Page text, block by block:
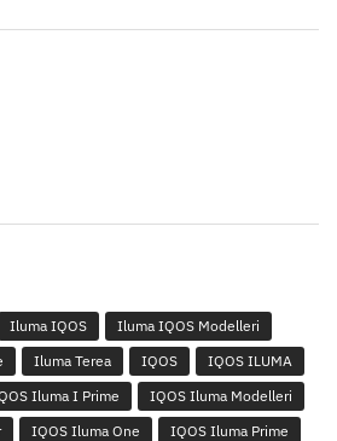
Iluma IQOS
Iluma IQOS Modelleri
Iluma Terea IQOS
IQOS ILUMA
Iluma I Prime
IQOS Iluma Modelleri
IQOS Iluma One
IQOS Iluma Prime